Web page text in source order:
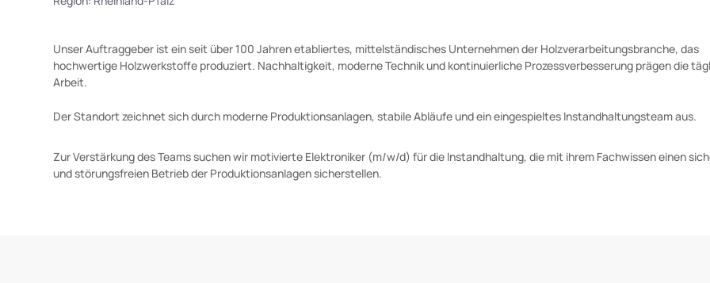
Unser Auftraggeber ist ein seit über 100 Jahren etabliertes, mittelständisches Unternehmen der Holzverarbeitungsbranche, das
hochwertige Holzwerkstoffe produziert. Nachhaltigkeit, moderne Technik und kontinuierliche Prozessverbesserung prägen die
Arbeit.
Der Standort zeichnet sich durch moderne Produktionsanlagen, stabile Abläufe und ein eingespieltes Instandhaltungsteam aus.
Zur Verstärkung des Teams suchen wir motivierte Elektroniker (m/w/d) für die Instandhaltung, die mit ihrem Fachwissen einen
und störungsfreien Betrieb der Produktionsanlagen sicherstellen.